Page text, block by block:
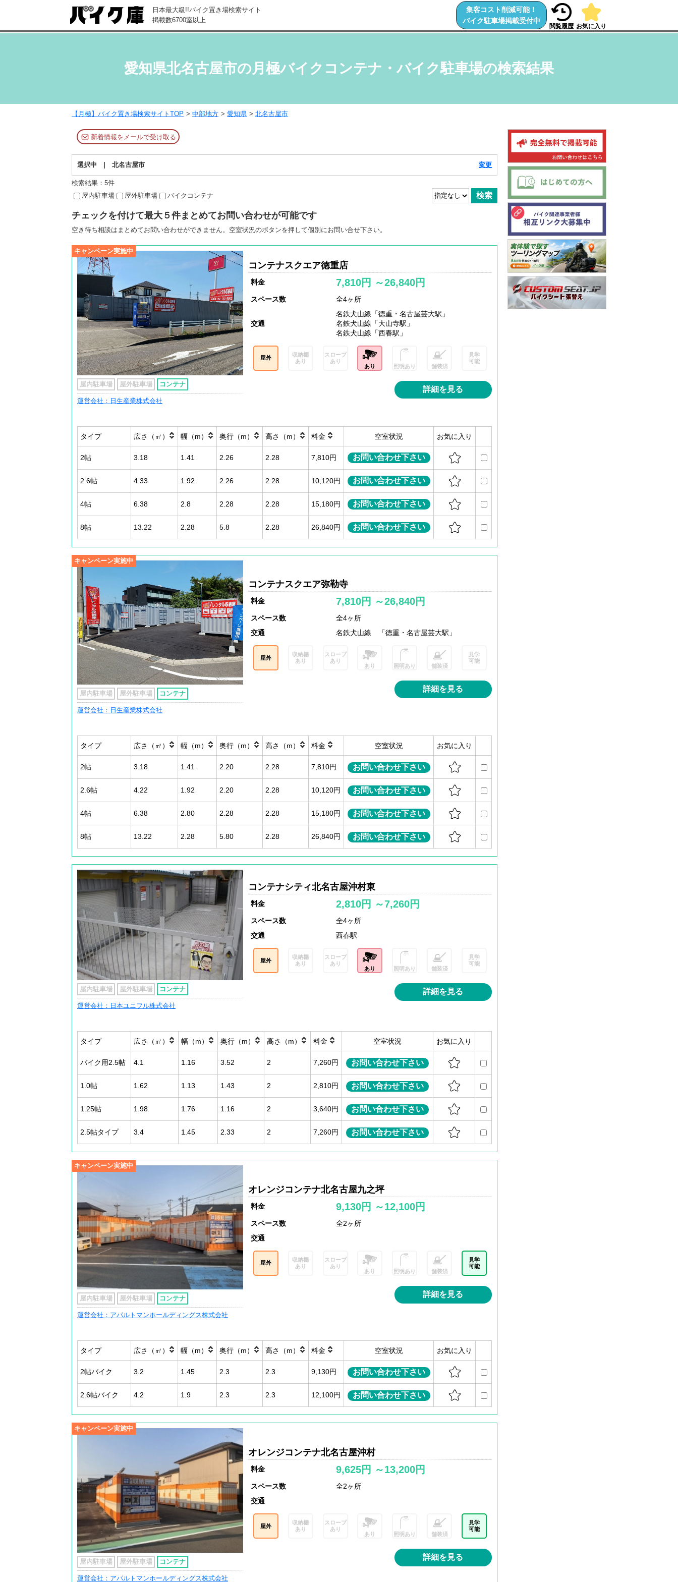
日本最大級!!バイク置き場検索サイト
掲載数6700室以上
集客コスト削減可能！
バイク駐車場掲載受付中
閲覧履歴 お気に入り
愛知県北名古屋市の月極バイクコンテナ・バイク駐車場の検索結果
【月極】バイク置き場検索サイトTOP 中部地方 愛知県 北名古屋市
新着情報をメールで受け取る
選択中 | 北名古屋市 変更
検索結果：5件
屋内駐車場
屋外駐車場 バイクコンテナ
チェックを付けて最大５件まとめてお問い合わせが可能です
空き待ち相談はまとめてお問い合わせができません。空室状況のボタンを押して個別にお問い合せ下さい。
キャンペーン実施中
屋内駐車場 屋外駐車場 コンテナ
運営会社：日生産業株式会社
コンテナスクエア徳重店
料金 7,810円 ～26,840円
スペース数 全4ヶ所
交通
名鉄犬山線「徳重・名古屋芸大駅」
名鉄犬山線「大山寺駅」
名鉄犬山線「西春駅」
屋外
収納棚
あり
スロープ
あり
あり
照明あり 舗装済
見学
可能
詳細を見る
タイプ 広さ（㎡） 幅（m） 奥行（m） 高さ（m） 料金 空室状況 お気に入り
2帖 3.18 1.41 2.26 2.28 7,810円 お問い合わせ下さい
2.6帖 4.33 1.92 2.26 2.28 10,120円 お問い合わせ下さい
4帖 6.38 2.8 2.28 2.28 15,180円 お問い合わせ下さい
8帖 13.22 2.28 5.8 2.28 26,840円 お問い合わせ下さい
キャンペーン実施中
屋内駐車場 屋外駐車場 コンテナ
運営会社：日生産業株式会社
コンテナスクエア弥勒寺
料金 7,810円 ～26,840円
スペース数
全4ヶ所
交通
名鉄犬山線 「徳重・名古屋芸大駅」
屋外
収納棚
あり
スロープ
あり
あり
照明あり 舗装済
見学
可能
詳細を見る
タイプ 広さ（㎡） 幅（m） 奥行（m） 高さ（m） 料金 空室状況 お気に入り
2帖 3.18 1.41 2.20 2.28 7,810円 お問い合わせ下さい
2.6帖 4.22 1.92 2.20 2.28 10,120円 お問い合わせ下さい
4帖 6.38 2.80 2.28 2.28 15,180円 お問い合わせ下さい
8帖 13.22 2.28 5.80 2.28 26,840円 お問い合わせ下さい
屋内駐車場 屋外駐車場 コンテナ
運営会社：日本ユニフル株式会社
コンテナシティ北名古屋沖村東
料金 2,810円 ～7,260円
スペース数
全4ヶ所
交通
西春駅
屋外
収納棚
あり
スロープ
あり
あり
照明あり 舗装済
見学
可能
詳細を見る
タイプ 広さ（㎡） 幅（m） 奥行（m） 高さ（m） 料金 空室状況 お気に入り
バイク用2.5帖 4.1 1.16 3.52 2 7,260円 お問い合わせ下さい
1.0帖 1.62 1.13 1.43 2 2,810円 お問い合わせ下さい
1.25帖 1.98 1.76 1.16 2 3,640円 お問い合わせ下さい
2.5帖タイプ 3.4 1.45 2.33 2 7,260円 お問い合わせ下さい
キャンペーン実施中
屋内駐車場 屋外駐車場 コンテナ
運営会社：アパルトマンホールディングス株式会社
オレンジコンテナ北名古屋九之坪
料金 9,130円 ～12,100円
スペース数
全2ヶ所
交通
屋外
収納棚
あり
スロープ
あり
あり
照明あり 舗装済
見学
可能
詳細を見る
タイプ 広さ（㎡） 幅（m） 奥行（m） 高さ（m） 料金 空室状況 お気に入り
2帖バイク 3.2 1.45 2.3 2.3 9,130円 お問い合わせ下さい
2.6帖バイク 4.2 1.9 2.3 2.3 12,100円 お問い合わせ下さい
キャンペーン実施中
屋内駐車場 屋外駐車場 コンテナ
運営会社：アパルトマンホールディングス株式会社
オレンジコンテナ北名古屋沖村
料金 9,625円 ～13,200円
スペース数
全2ヶ所
交通
屋外
収納棚
あり
スロープ
あり
あり
照明あり 舗装済
見学
可能
詳細を見る